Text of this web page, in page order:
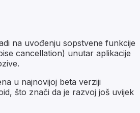
na uvođenju sopstvene funkcije
cancellation) unutar aplikacije
u najnovijoj beta verziji
što znači da je razvoj još uvijek